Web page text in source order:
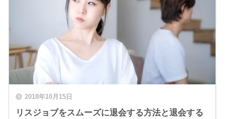
2018年10月15日
リスジョブをスムーズに退会する方法と退会する